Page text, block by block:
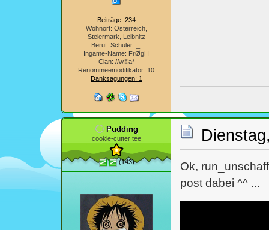
Beiträge: 234
Wohnort: Österreich,
Steiermark, Leibnitz
Beruf: Schüler ._.
Ingame-Name: FrØgH
Clan: //w®a*
Renommeemodifikator: 10
Danksagungen: 1
Pudding
cookie-cutter tee
(143)
Ok,
post dabei ^^ ...